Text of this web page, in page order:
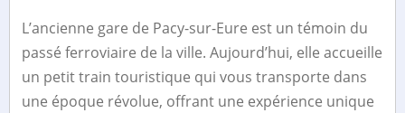
L’ancienne gare de Pacy-sur-Eure est un témoin du
passé ferroviaire de la ville. Aujourd’hui, elle accueille
un petit train touristique qui vous transporte dans
une époque révolue, offrant une expérience unique